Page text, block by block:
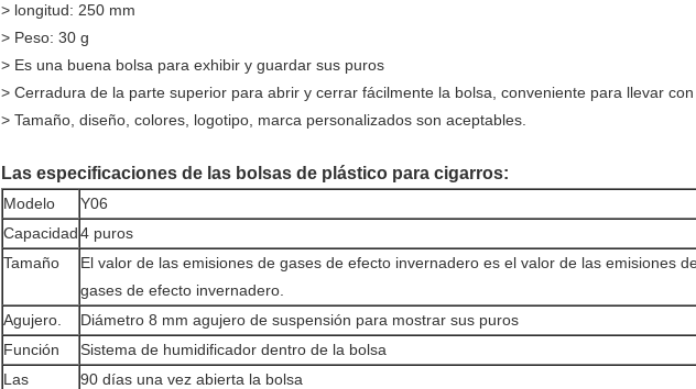
> longitud: 250 mm
> Peso: 30 g
> Es una buena bolsa para exhibir y guardar sus puros
> Cerradura de la parte superior para abrir y cerrar fácilmente la bolsa, conveniente para llevar
> Tamaño, diseño, colores, logotipo, marca personalizados son aceptables.
Las especificaciones de las bolsas de plástico para cigarros:
Modelo
Y06
Capacidad4 puros
Tamaño
El valor de las emisiones de gases de efecto invernadero es el valor de las emisiones
gases de efecto invernadero.
Agujero.
Diámetro 8 mm agujero de suspensión para mostrar sus puros
Función
Sistema de humidificador dentro de la bolsa
Las
90 días una vez abierta la bolsa